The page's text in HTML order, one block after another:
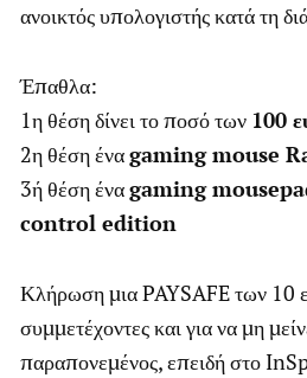
ανοικτός υπολογιστής κατά τη
Έπαθλα:
1η θέση δίνει το ποσό των 100
2η θέση έναgaming mouse
3ή θέση έναgaming
control edition
Κλήρωση μια PAYSAFE των 10
συμμετέχοντες και για να μη
παραπονεμένος, επειδή στο